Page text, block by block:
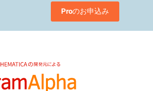
Proのお申込み